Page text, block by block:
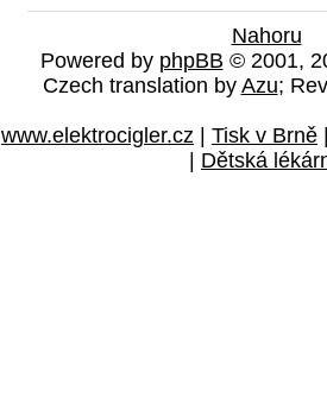
Nahoru
Powered by phpBB © 2001,
Czech translation by Azu;
www.elektrocigler.cz Tisk v Brně
Dětská